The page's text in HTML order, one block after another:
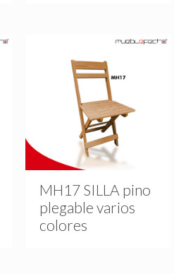
MH17 SILLA pino
plegable varios
colores